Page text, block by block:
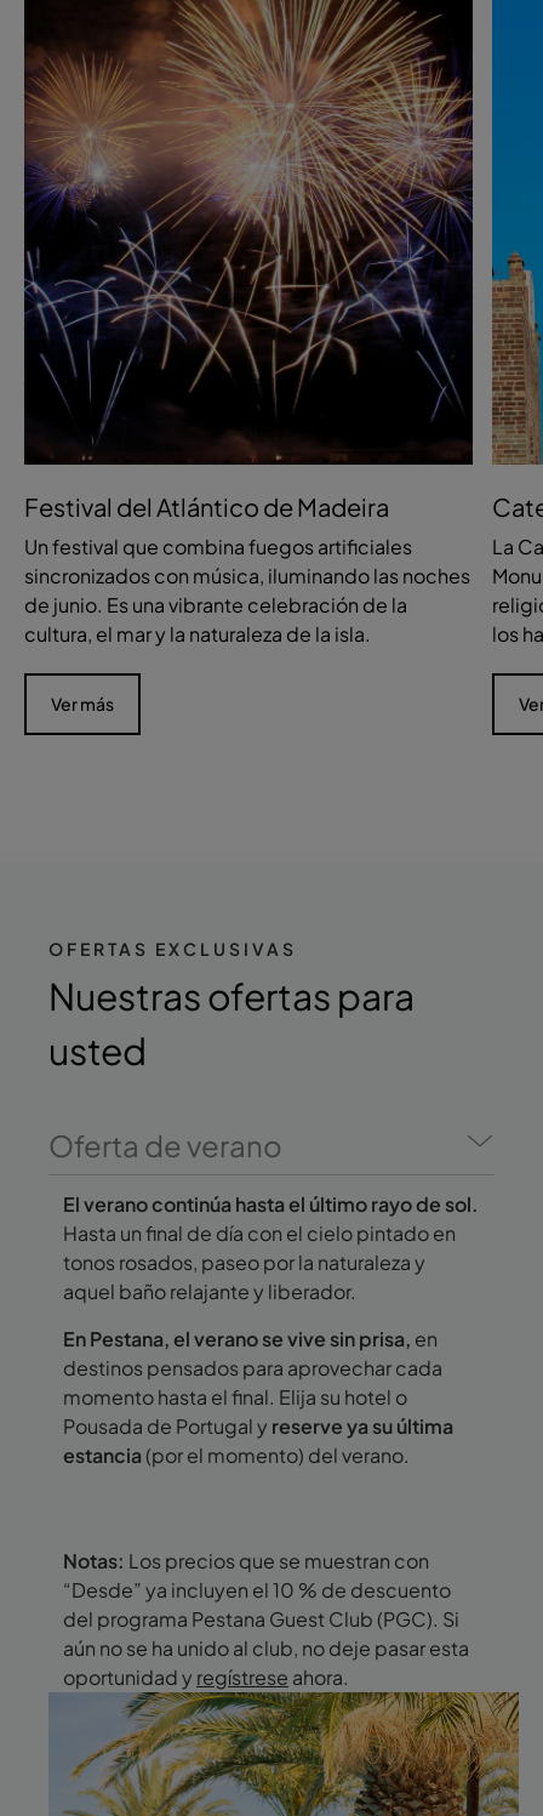
Festival del Atlántico de Madeira
Un festival que combina fuegos artificiales
sincronizados con música, iluminando las noches
de junio. Es una vibrante celebración de la
cultura, el mar y la naturaleza de la isla.
Ver más
La
los
OFERTAS EXCLUSIVAS
Nuestras ofertas para
usted
Oferta de verano
El verano continúa hasta el último rayo de sol.
Hasta un final de día con el cielo pintado en
tonos rosados, paseo por la naturaleza y
aquel baño relajante y liberador.
En Pestana, el verano se vive sin prisa, en
destinos pensados para aprovechar cada
momento hasta el final. Elija su hotel o
Pousada de Portugal y reserve ya su última
estancia (por el momento) del verano.
Notas: Los precios que se muestran con
“Desde” ya incluyen el 10 % de descuento
del programa Pestana Guest Club (PGC). Si
aún no se ha unido al club, no deje pasar esta
oportunidad y regístrese ahora.